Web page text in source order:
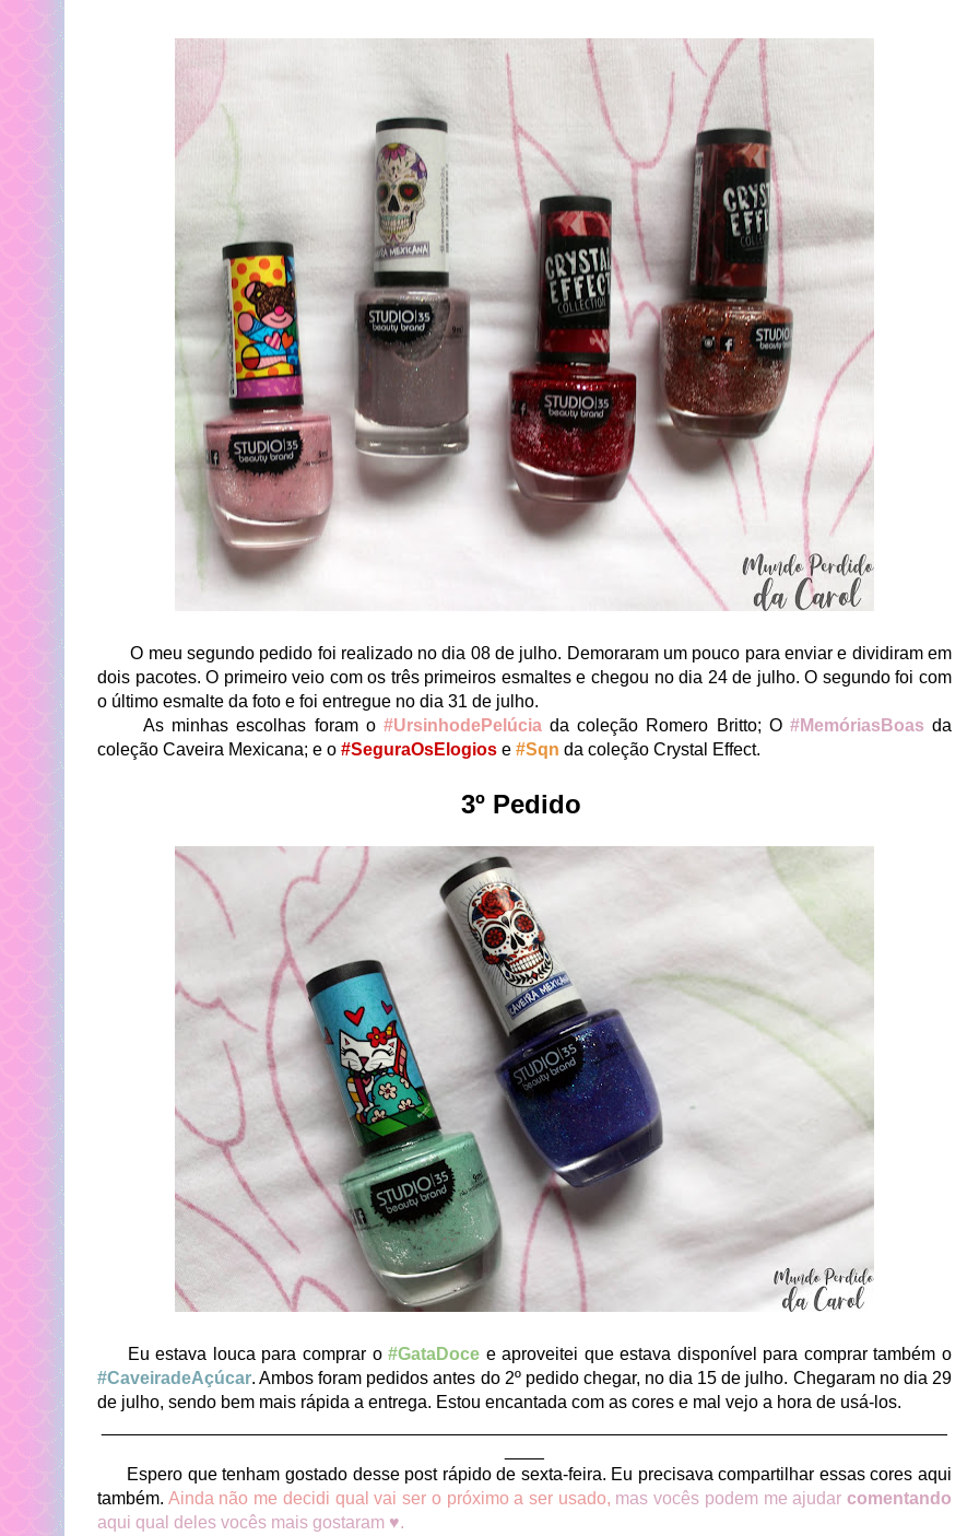
O meu segundo pedido foi realizado no dia 08 de julho. Demoraram um pouco para enviar e dividiram em
dois pacotes. O primeiro veio com os três primeiros esmaltes e chegou no dia 24 de julho. O segundo foi com
o último esmalte da foto e foi entregue no dia 31 de julho.
As minhas escolhas foram o #UrsinhodePelúciada coleção Romero Britto; O #MemóriasBoas da
coleção Caveira Mexicana; e o #SeguraOsElogios e #Sqn da coleção Crystal Effect.
3º Pedido
Eu estava louca para comprar o #GataDoce e aproveitei que estava disponível para comprar também o
#CaveiradeAçúcar. Ambos foram pedidos antes do 2º pedido chegar, no dia 15 de julho. Chegaram no dia 29
de julho, sendo bem mais rápida a entrega. Estou encantada com as cores e mal vejo a hora de usá-los.
Espero que tenham gostado desse post rápido de sexta-feira. Eu precisava compartilhar essas cores aqui
também. Ainda não me decidi qual vai ser o próximo a ser usado, mas vocês podem me ajudar comentando
aqui qual deles vocês mais gostaram ♥.